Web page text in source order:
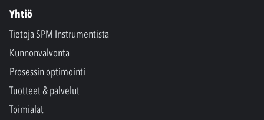
Yhtiö
Tietoja SPM Instrumentista
Kunnonvalvonta
Prosessin optimointi
Tuotteet & palvelut
Toimialat